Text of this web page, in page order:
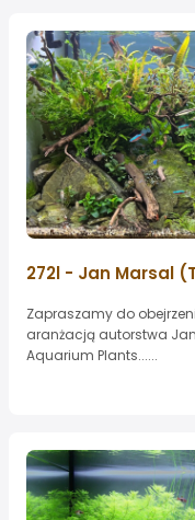
272l - Jan Marsal
Zapraszamy do
aranżacją autorstwa
Aquarium Plants......